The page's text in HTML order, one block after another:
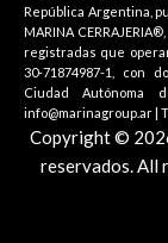
República Argentina,
MARINA
registradas que
30-71874987-1, con
Ciudad Autónoma
info@marinagroup.ar |
Copyright ©
reservados. All